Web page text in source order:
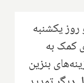
یکشنبه
کمک به
بنزین